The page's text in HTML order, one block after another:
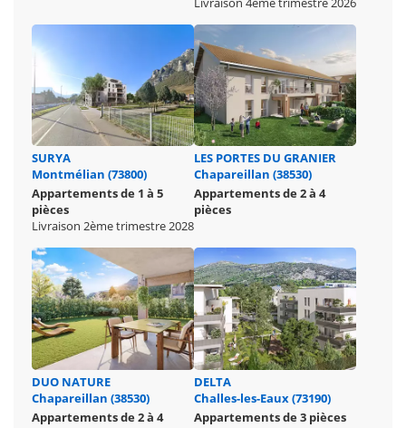
SURYA
Montmélian (73800)
Appartements de 1 à 5
pièces
Livraison 2ème trimestre 2028
LES PORTES DU GRANIER
Chapareillan (38530)
Appartements de 2 à 4
pièces
DUO NATURE
Chapareillan (38530)
Appartements de 2 à 4
DELTA
Challes-les-Eaux (73190)
Appartements de 3 pièces